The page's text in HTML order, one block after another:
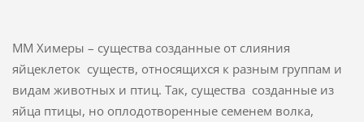
ММ Химеры – существа созданные от слияния
яйцеклеток существ, относящихся к разным группам и
видам животных и птиц. Так, существа созданные из
яйца птицы, но оплодотворенные семенем волка,